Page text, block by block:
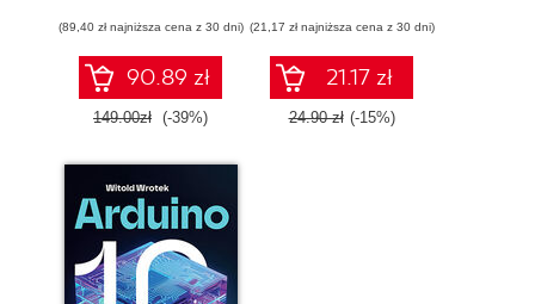
(89,40 zł najniższa cena z 30 dni)
90.89 zł
149.00zł (-39%)
niezwykłych
(21,17 zł najniższa cena z 30 dni)
21.17 zł
24.90 zł (-15%)